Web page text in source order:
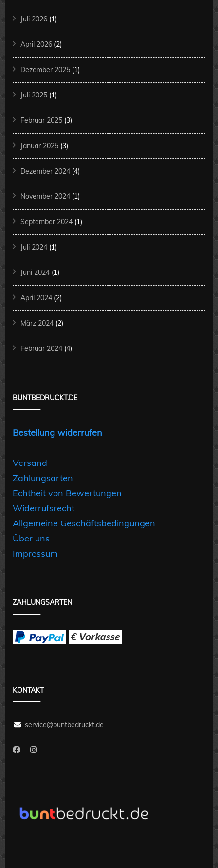
Juli 2026 (1)
April 2026 (2)
Dezember 2025 (1)
Juli 2025 (1)
Februar 2025 (3)
Januar 2025 (3)
Dezember 2024 (4)
November 2024 (1)
September 2024 (1)
Juli 2024 (1)
Juni 2024 (1)
April 2024 (2)
März 2024 (2)
Februar 2024 (4)
BUNTBEDRUCKT.DE
Bestellung widerrufen
Versand
Zahlungsarten
Echtheit von Bewertungen
Widerrufsrecht
Allgemeine Geschäftsbedingungen
Über uns
Impressum
ZAHLUNGSARTEN
KONTAKT
service@buntbedruckt.de